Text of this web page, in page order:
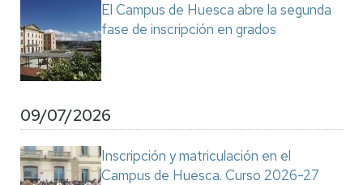
El Campus de Huesca abre la segunda
fase de inscripción en grados
09/07/2026
Inscripción y matriculación en el
Campus de Huesca. Curso 2026-27